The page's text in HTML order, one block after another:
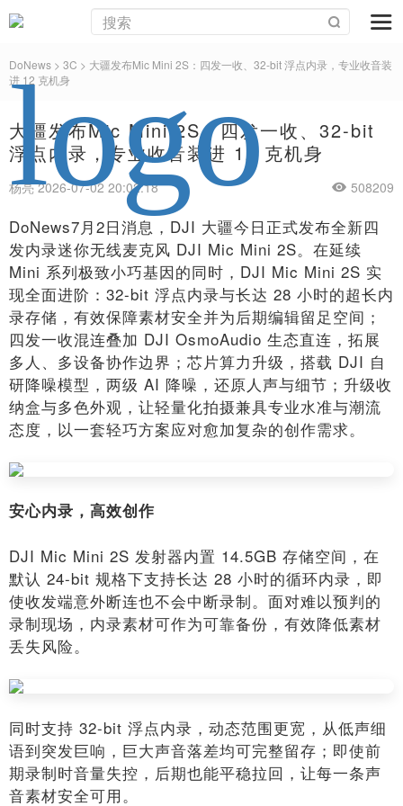
DoNews > 3C > 大疆发布Mic Mini 2S：四发一收、32-bit 浮点内录，专业收音装
进 12 克机身
大疆发布Mic Mini 2S：四发一收、32-bit
浮点内录，专业收音装进 12 克机身
杨亮 2026-07-02 20:02:18 508209
DoNews7月2日消息，DJI 大疆今日正式发布全新四
发内录迷你无线麦克风 DJI Mic Mini 2S。在延续
Mini 系列极致小巧基因的同时，DJI Mic Mini 2S 实
现全面进阶：32-bit 浮点内录与长达 28 小时的超长内
录存储，有效保障素材安全并为后期编辑留足空间；
四发一收混连叠加 DJI OsmoAudio 生态直连，拓展
多人、多设备协作边界；芯片算力升级，搭载 DJI 自
研降噪模型，两级 AI 降噪，还原人声与细节；升级收
纳盒与多色外观，让轻量化拍摄兼具专业水准与潮流
态度，以一套轻巧方案应对愈加复杂的创作需求。
安心内录，高效创作
DJI Mic Mini 2S 发射器内置 14.5GB 存储空间，在
默认 24-bit 规格下支持长达 28 小时的循环内录，即
使收发端意外断连也不会中断录制。面对难以预判的
录制现场，内录素材可作为可靠备份，有效降低素材
丢失风险。
同时支持 32-bit 浮点内录，动态范围更宽，从低声细
语到突发巨响，巨大声音落差均可完整留存；即使前
期录制时音量失控，后期也能平稳拉回，让每一条声
音素材安全可用。